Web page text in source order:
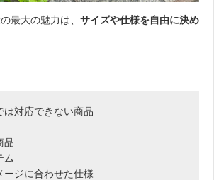
最大の魅力は、 サイズや仕様を自由に決め
は対応できない商品
品
ム
ージに合わせた仕様